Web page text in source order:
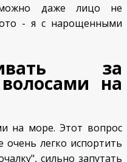
даже лицо не
- я с нарощенными
за
на
на море. Этот вопрос
очень легко испортить
сильно запутать